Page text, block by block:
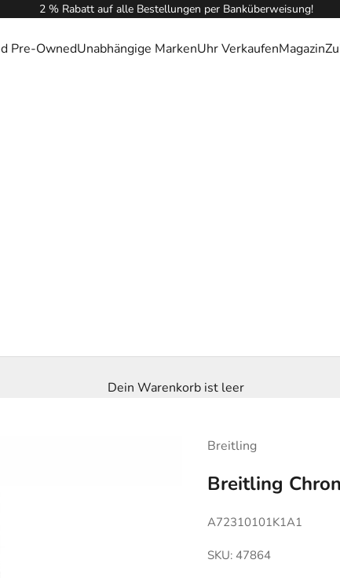
2 % Rabatt auf alle Bestellungen per Banküberweisung!
Pre-OwnedUnabhängige MarkenUhr VerkaufenMagazin
Dein Warenkorb ist leer
Breitling
Breitling
A72310101K1A1
SKU: 47864